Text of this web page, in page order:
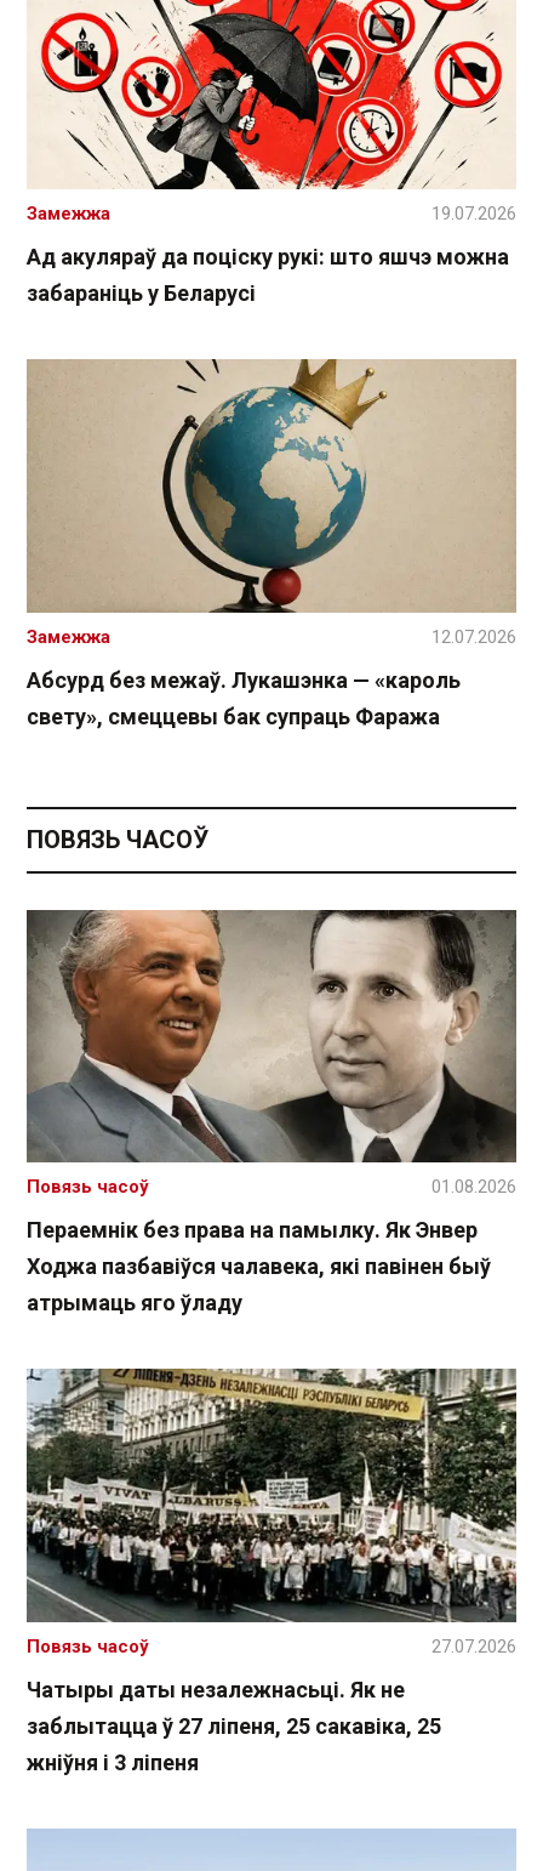
Ад акуляраў да поціску рукі: што яшчэ можна
забараніць у Беларусі
Замежжа 19.07.2026
Абсурд без межаў. Лукашэнка — «кароль
свету», смеццевы бак супраць Фаража
Замежжа 12.07.2026
ПОВЯЗЬ ЧАСОЎ
Пераемнік без права на памылку. Як Энвер
Ходжа пазбавіўся чалавека, які павінен быў
атрымаць яго ўладу
Повязь часоў 01.08.2026
Чатыры даты незалежнасьці. Як не
заблытацца ў 27 ліпеня, 25 сакавіка, 25
жніўня і 3 ліпеня
Повязь часоў 27.07.2026